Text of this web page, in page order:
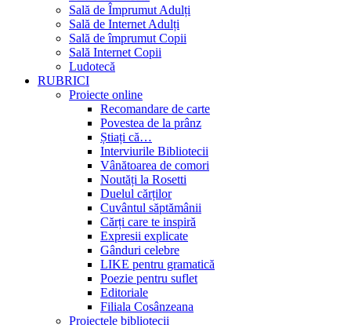
Sală de Împrumut Adulți
Sală de Internet Adulți
Sală de împrumut Copii
Sală Internet Copii
Ludotecă
RUBRICI
Proiecte online
Recomandare de carte
Povestea de la prânz
Știați că…
Interviurile Bibliotecii
Vânătoarea de comori
Noutăți la Rosetti
Duelul cărților
Cuvântul săptămânii
Cărți care te inspiră
Expresii explicate
Gânduri celebre
LIKE pentru gramatică
Poezie pentru suflet
Editoriale
Filiala Cosânzeana
Proiectele bibliotecii